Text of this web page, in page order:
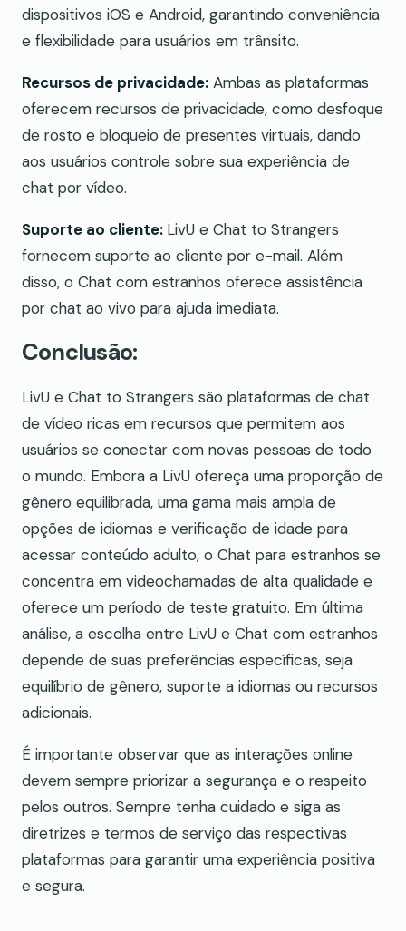
dispositivos iOS e Android, garantindo conveniência
e flexibilidade para usuários em trânsito.
Recursos de privacidade: Ambas as plataformas
oferecem recursos de privacidade, como desfoque
de rosto e bloqueio de presentes virtuais, dando
aos usuários controle sobre sua experiência de
chat por vídeo.
Suporte ao cliente: LivU e Chat to Strangers
fornecem suporte ao cliente por e-mail. Além
disso, o Chat com estranhos oferece assistência
por chat ao vivo para ajuda imediata.
Conclusão:
LivU e Chat to Strangers são plataformas de chat
de vídeo ricas em recursos que permitem aos
usuários se conectar com novas pessoas de todo
o mundo. Embora a LivU ofereça uma proporção de
gênero equilibrada, uma gama mais ampla de
opções de idiomas e verificação de idade para
acessar conteúdo adulto, o Chat para estranhos se
concentra em videochamadas de alta qualidade e
oferece um período de teste gratuito. Em última
análise, a escolha entre LivU e Chat com estranhos
depende de suas preferências específicas, seja
equilíbrio de gênero, suporte a idiomas ou recursos
adicionais.
É importante observar que as interações online
devem sempre priorizar a segurança e o respeito
pelos outros. Sempre tenha cuidado e siga as
diretrizes e termos de serviço das respectivas
plataformas para garantir uma experiência positiva
e segura.